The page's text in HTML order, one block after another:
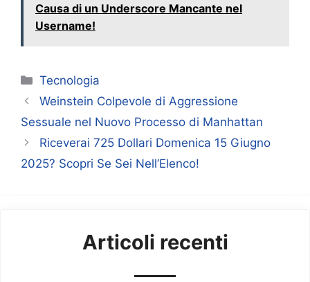
Causa di un Underscore Mancante nel
Username!
Categorie
Tecnologia
Weinstein Colpevole di Aggressione
Sessuale nel Nuovo Processo di Manhattan
Riceverai 725 Dollari Domenica 15 Giugno
2025? Scopri Se Sei Nell’Elenco!
Articoli recenti